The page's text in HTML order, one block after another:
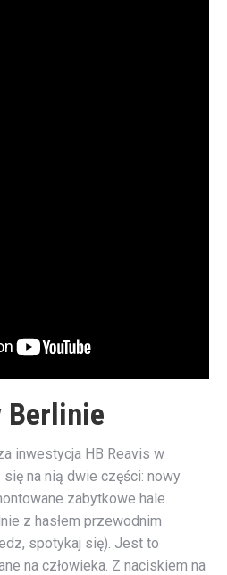
Berlinie
inwestycja HB Reavis w
na nią dwie części: nowy
zabytkowe hale.
z hasłem przewodnim
spotykaj się). Jest to
na człowieka. Z naciskiem na